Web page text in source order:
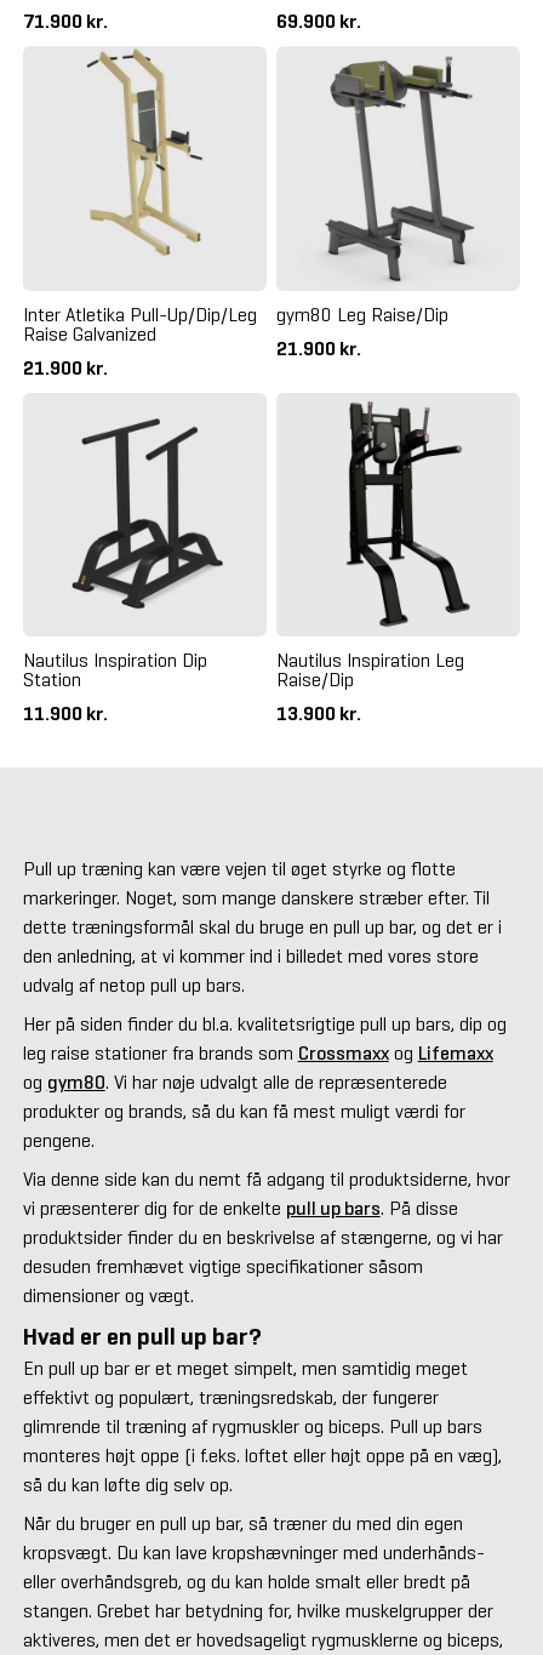
71.900 kr. 69.900 kr.
Inter Atletika Pull-Up/Dip/Leg
Raise Galvanized
21.900 kr.
gym80 Leg Raise/Dip
21.900 kr.
Nautilus Inspiration Dip
Station
11.900 kr.
Nautilus Inspiration Leg
Raise/Dip
13.900 kr.
Pull up træning kan være vejen til øget styrke og flotte
markeringer. Noget, som mange danskere stræber efter. Til
dette træningsformål skal du bruge en pull up bar, og det er i
den anledning, at vi kommer ind i billedet med vores store
udvalg af netop pull up bars.
Her på siden finder du bl.a. kvalitetsrigtige pull up bars, dip og
leg raise stationer fra brands som Crossmaxxog Lifemaxx
og gym80. Vi har nøje udvalgt alle de repræsenterede
produkter og brands, så du kan få mest muligt værdi for
pengene.
Via denne side kan du nemt få adgang til produktsiderne, hvor
vi præsenterer dig for de enkelte pull up bars. På disse
produktsider finder du en beskrivelse af stængerne, og vi har
desuden fremhævet vigtige specifikationer såsom
dimensioner og vægt.
Hvad er en pull up bar?
En pull up bar er et meget simpelt, men samtidig meget
effektivt og populært, træningsredskab, der fungerer
glimrende til træning af rygmuskler og biceps. Pull up bars
monteres højt oppe (i f.eks. loftet eller højt oppe på en væg),
så du kan løfte dig selv op.
Når du bruger en pull up bar, så træner du med din egen
kropsvægt. Du kan lave kropshævninger med underhånds-
eller overhåndsgreb, og du kan holde smalt eller bredt på
stangen. Grebet har betydning for, hvilke muskelgrupper der
aktiveres, men det er hovedsageligt rygmusklerne og biceps,